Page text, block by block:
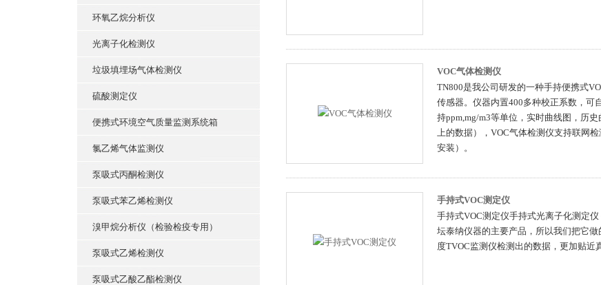
环氧乙烷分析仪
光离子化检测仪
垃圾填埋场气体检测仪
硫酸测定仪
便携式环境空气质量监测系统箱
氯乙烯气体监测仪
泵吸式丙酮检测仪
泵吸式苯乙烯检测仪
溴甲烷分析仪（检验检疫专用）
泵吸式乙烯检测仪
泵吸式乙酸乙酯检测仪
VOC气体检测仪
TN800是我公司研发的一种手持便携式
传感器。仪器内置400多种校正系数，可
持ppm,mg/m3等单位，实时曲线图，历
上的数据），VOC气体检测仪支持联网
安装）。
手持式VOC测定仪
手持式VOC测定仪手持式光离子化测定
坛泰纳仪器的主要产品，所以我们把它
度TVOC监测仪检测出的数据，更加贴近